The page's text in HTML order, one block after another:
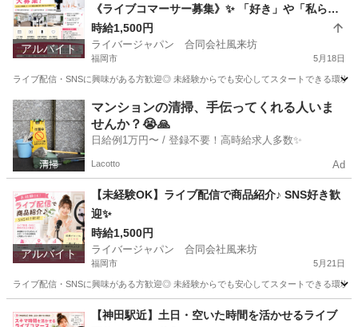
アルバイト
《ライブコマーサー募集》✨ 「好き」や「私らし
さ」を活かして、新しい働き方を始めませんか？
時給1,500円
ライバージャパン 合同会社風来坊
福岡市 5月18日
ライブ配信・SNSに興味がある方歓迎◎ 未経験からでも安心してスター
福岡 福岡市 その他 ライブ配信
マンションの清掃、手伝ってくれる人いま
せんか？😭🙏
日給例1万円〜 / 登録不要！高時給求人多数✨
Lacotto Ad
アルバイト
【未経験OK】ライブ配信で商品紹介♪ SNS好き歓
迎✨
時給1,500円
ライバージャパン 合同会社風来坊
福岡市 5月21日
ライブ配信・SNSに興味がある方歓迎◎ 未経験からでも安心してスター
その他 ライブ配信
【神田駅近】土日・空いた時間を活かせるライブ